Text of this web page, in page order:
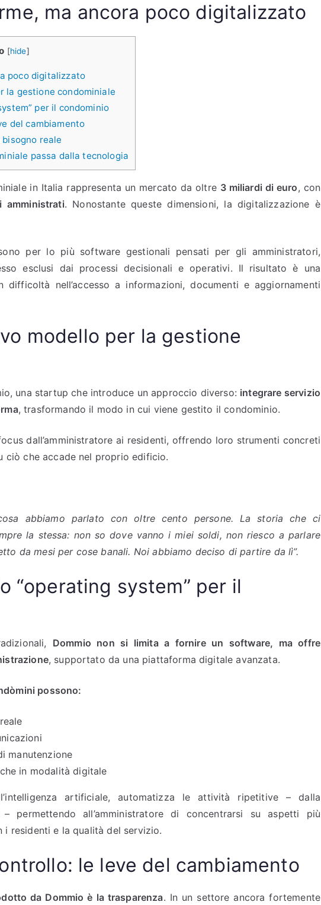
ma ancora poco digitalizzato
[hide]
poco digitalizzato
la gestione condominiale
per il condominio
del cambiamento
reale
passa dalla tecnologia
in Italia rappresenta un mercato da oltre 3 miliardi di euro, con
amministrati. Nonostante queste dimensioni, la digitalizzazione è
per lo più software gestionali pensati per gli amministratori,
esclusi dai processi decisionali e operativi. Il risultato è una
difficoltà nell’accesso a informazioni, documenti e aggiornamenti
modello per la gestione
una startup che introduce un approccio diverso: integrare servizio
, trasformando il modo in cui viene gestito il condominio.
dall’amministratore ai residenti, offrendo loro strumenti concreti
ciò che accade nel proprio edificio.
abbiamo parlato con oltre cento persone. La storia che ci
la stessa: non so dove vanno i miei soldi, non riesco a parlare
da mesi per cose banali. Noi abbiamo deciso di partire da lì”.
“operating system” per il
Dommio non si limita a fornire un software, ma offre
, supportato da una piattaforma digitale avanzata.
possono:
manutenzione
in modalità digitale
artificiale, automatizza le attività ripetitive – dalla
permettendo all’amministratore di concentrarsi su aspetti più
residenti e la qualità del servizio.
le leve del cambiamento
da Dommio è la trasparenza. In un settore ancora fortemente